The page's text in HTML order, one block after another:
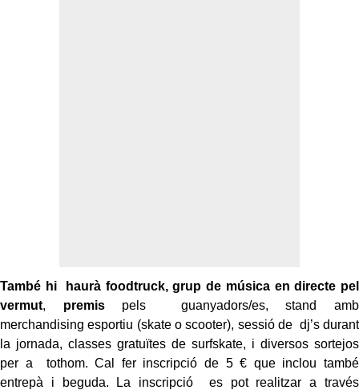
També hi haurà foodtruck, grup de música en directe pel
vermut, premispels guanyadors/es, stand amb
merchandising esportiu (skate o scooter), sessió de dj’s durant
la jornada, classes gratuïtes de surfskate, i diversos sortejos
per a tothom. Cal fer inscripció de 5 € que inclou també
entrepà i beguda. La inscripció es pot realitzar a través